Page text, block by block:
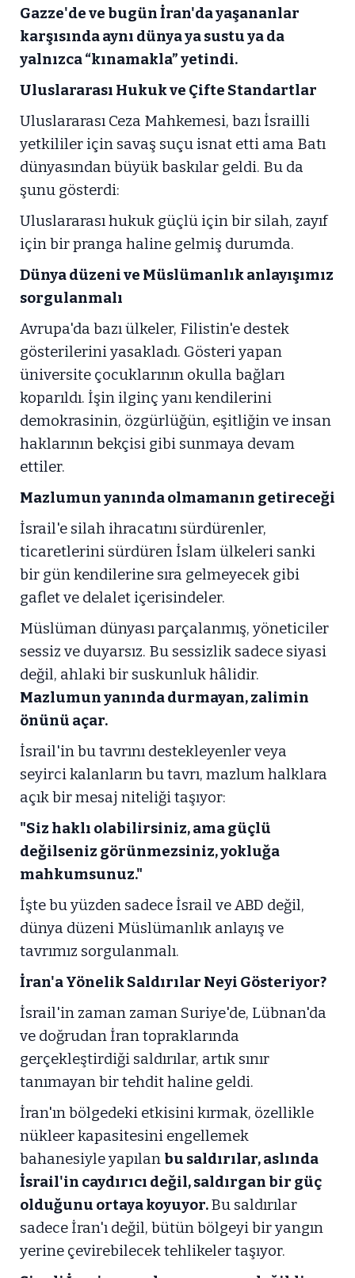
Gazze'de ve bugün İran'da yaşananlar
karşısında aynı dünya ya sustu ya da
yalnızca “kınamakla” yetindi.
Uluslararası Hukuk ve Çifte Standartlar
Uluslararası Ceza Mahkemesi, bazı İsrailli
yetkililer için savaş suçu isnat etti ama Batı
dünyasından büyük baskılar geldi. Bu da
şunu gösterdi:
Uluslararası hukuk güçlü için bir silah, zayıf
için bir pranga haline gelmiş durumda.
Dünya düzeni ve Müslümanlık anlayışımız
sorgulanmalı
Avrupa'da bazı ülkeler, Filistin'e destek
gösterilerini yasakladı. Gösteri yapan
üniversite çocuklarının okulla bağları
koparıldı. İşin ilginç yanı kendilerini
demokrasinin, özgürlüğün, eşitliğin ve insan
haklarının bekçisi gibi sunmaya devam
ettiler.
Mazlumun yanında olmamanın getireceği
İsrail'e silah ihracatını sürdürenler,
ticaretlerini sürdüren İslam ülkeleri sanki
bir gün kendilerine sıra gelmeyecek gibi
gaflet ve delalet içerisindeler.
Müslüman dünyası parçalanmış, yöneticiler
sessiz ve duyarsız. Bu sessizlik sadece siyasi
değil, ahlaki bir suskunluk hâlidir.
Mazlumun yanında durmayan, zalimin
önünü açar.
İsrail'in bu tavrını destekleyenler veya
seyirci kalanların bu tavrı, mazlum halklara
açık bir mesaj niteliği taşıyor:
"Siz haklı olabilirsiniz, ama güçlü
değilseniz görünmezsiniz, yokluğa
mahkumsunuz."
İşte bu yüzden sadece İsrail ve ABD değil,
dünya düzeni Müslümanlık anlayış ve
tavrımız sorgulanmalı.
İran'a Yönelik Saldırılar Neyi Gösteriyor?
İsrail'in zaman zaman Suriye'de, Lübnan'da
ve doğrudan İran topraklarında
gerçekleştirdiği saldırılar, artık sınır
tanımayan bir tehdit haline geldi.
İran'ın bölgedeki etkisini kırmak, özellikle
nükleer kapasitesini engellemek
bahanesiyle yapılan bu saldırılar, aslında
İsrail'in caydırıcı değil, saldırgan bir güç
olduğunu ortaya koyuyor.Bu saldırılar
sadece İran'ı değil, bütün bölgeyi bir yangın
yerine çevirebilecek tehlikeler taşıyor.